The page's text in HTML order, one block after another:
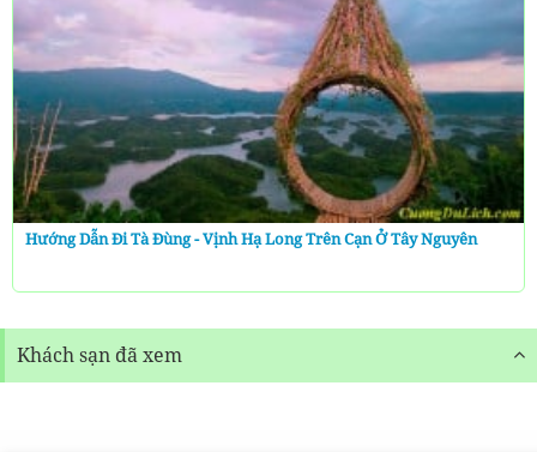
Hướng Dẫn Đi Tà Đùng - Vịnh Hạ Long Trên Cạn Ở Tây Nguyên
Khách sạn đã xem